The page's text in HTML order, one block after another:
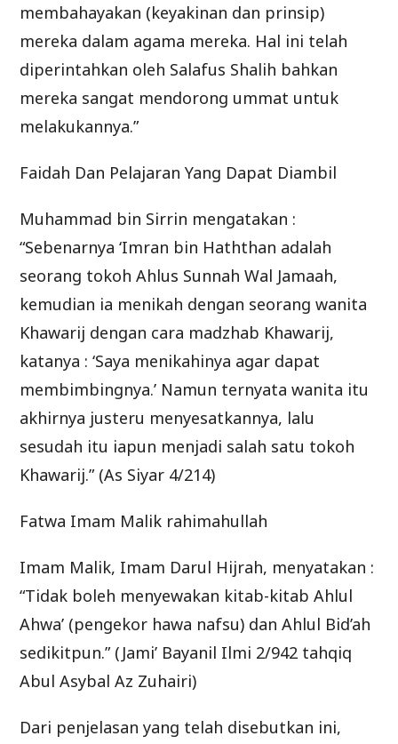
membahayakan (keyakinan dan prinsip)
mereka dalam agama mereka. Hal ini telah
diperintahkan oleh Salafus Shalih bahkan
mereka sangat mendorong ummat untuk
melakukannya.”
Faidah Dan Pelajaran Yang Dapat Diambil
Muhammad bin Sirrin mengatakan :
“Sebenarnya ‘Imran bin Haththan adalah
seorang tokoh Ahlus Sunnah Wal Jamaah,
kemudian ia menikah dengan seorang wanita
Khawarij dengan cara madzhab Khawarij,
katanya : ‘Saya menikahinya agar dapat
membimbingnya.’ Namun ternyata wanita itu
akhirnya justeru menyesatkannya, lalu
sesudah itu iapun menjadi salah satu tokoh
Khawarij.” (As Siyar 4/214)
Fatwa Imam Malik rahimahullah
Imam Malik, Imam Darul Hijrah, menyatakan :
“Tidak boleh menyewakan kitab-kitab Ahlul
Ahwa’ (pengekor hawa nafsu) dan Ahlul Bid’ah
sedikitpun.” (Jami’ Bayanil Ilmi 2/942 tahqiq
Abul Asybal Az Zuhairi)
Dari penjelasan yang telah disebutkan ini,